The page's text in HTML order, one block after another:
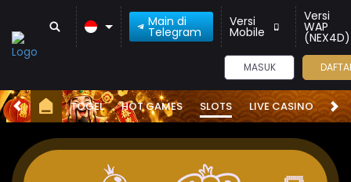
Main di
Telegram
Versi
Mobile
Versi
WAP
(NEX4D)
MASUK
TOGEL HOT GAMES SLOTS LIVE CASINO